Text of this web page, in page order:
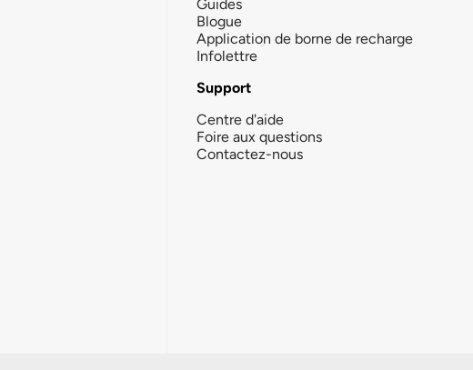
Guides
Blogue
Application de borne de recharge
Infolettre
Support
Centre d'aide
Foire aux questions
Contactez-nous